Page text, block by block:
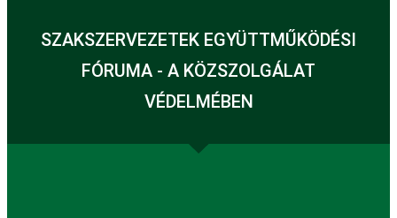
SZAKSZERVEZETEK EGYÜTTMŰKÖDÉSI
FÓRUMA - A KÖZSZOLGÁLAT
VÉDELMÉBEN